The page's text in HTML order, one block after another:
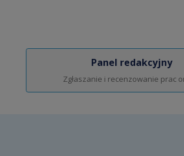
Panel redakcyjny
Zgłaszanie i recenzowanie prac